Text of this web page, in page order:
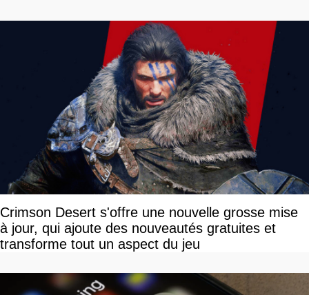
Crimson Desert s'offre une nouvelle grosse mise
à jour, qui ajoute des nouveautés gratuites et
transforme tout un aspect du jeu